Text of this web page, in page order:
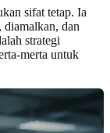
sifat tetap. Ia
diamalkan, dan
strategi
merta untuk